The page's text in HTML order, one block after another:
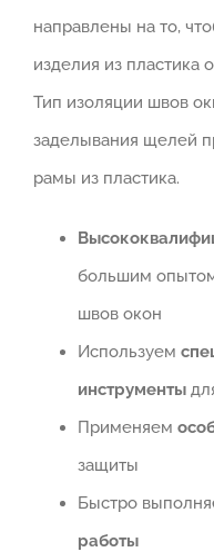
направлены на то,
изделия из пластика
Тип изоляции швов
заделывания щелей
рамы из пластика.
большим
швов окон
Используем
инструменты
Применяем
защиты
Быстро
работы